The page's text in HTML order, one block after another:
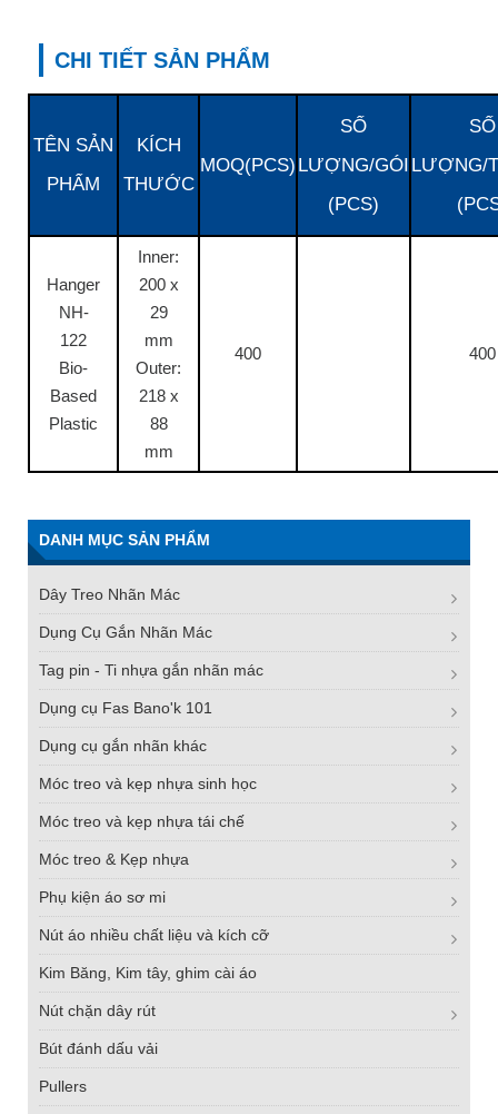
CHI TIẾT SẢN PHẨM
TÊN SẢN
PHẨM
KÍCH
THƯỚC
MOQ(PCS)
SỐ
LƯỢNG/GÓI
(PCS)
SỐ
LƯỢNG/
Hanger
NH-
122
Bio-
Based
Plastic
Inner:
200 x
29
mm
Outer:
218 x
88
mm
400 400
DANH MỤC SẢN PHẨM
Dây Treo Nhãn Mác
Dụng Cụ Gắn Nhãn Mác
Tag pin - Ti nhựa gắn nhãn mác
Dụng cụ Fas Bano'k 101
Dụng cụ gắn nhãn khác
Móc treo và kẹp nhựa sinh học
Móc treo và kẹp nhựa tái chế
Móc treo & Kẹp nhựa
Phụ kiện áo sơ mi
Nút áo nhiều chất liệu và kích cỡ
Kim Băng, Kim tây, ghim cài áo
Nút chặn dây rút
Bút đánh dấu vải
Pullers